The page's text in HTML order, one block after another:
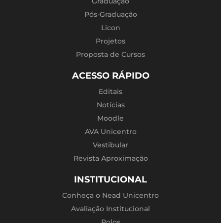
Pós-Graduação
Licon
Projetos
Proposta de Cursos
ACESSO RÁPIDO
Editais
Notícias
Moodle
AVA Unicentro
Vestibular
Revista Aproximação
INSTITUCIONAL
Conheça o Nead Unicentro
Avaliação Institucional